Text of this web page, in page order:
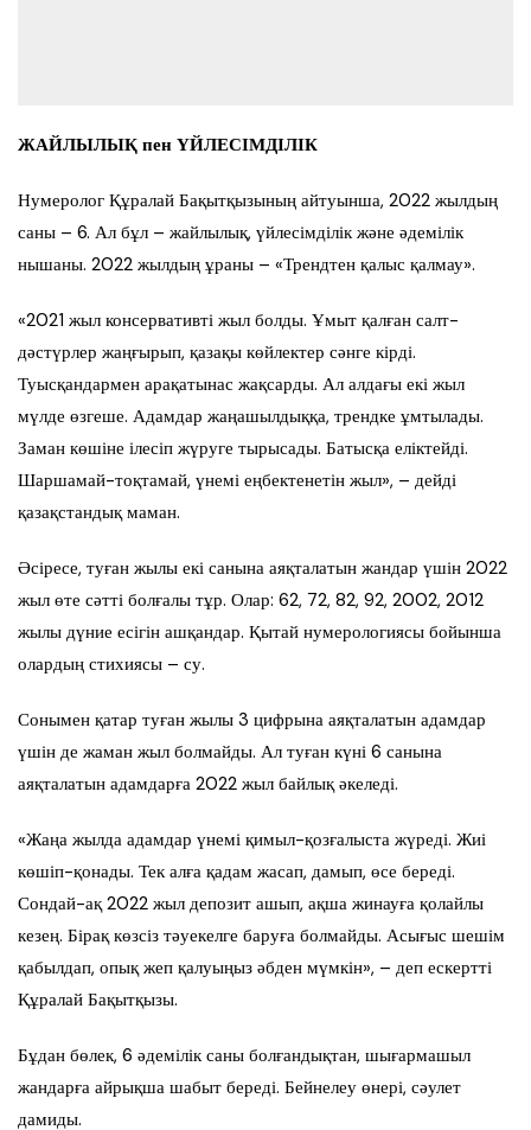
ЖАЙЛЫЛЫҚ пен ҮЙЛЕСІМДІЛІК
Нумеролог Құралай Бақытқызының айтуынша, 2022 жылдың
саны – 6. Ал бұл – жайлылық, үйлесімділік және әдемілік
нышаны. 2022 жылдың ұраны – «Трендтен қалыс қалмау».
«2021 жыл консервативті жыл болды. Ұмыт қалған салт-
дәстүрлер жаңғырып, қазақы көйлектер сәнге кірді.
Туысқандармен арақатынас жақсарды. Ал алдағы екі жыл
мүлде өзгеше. Адамдар жаңашылдыққа, трендке ұмтылады.
Заман көшіне ілесіп жүруге тырысады. Батысқа еліктейді.
Шаршамай-тоқтамай, үнемі еңбектенетін жыл», – дейді
қазақстандық маман.
Әсіресе, туған жылы екі санына аяқталатын жандар үшін 2022
жыл өте сәтті болғалы тұр. Олар: 62, 72, 82, 92, 2002, 2012
жылы дүние есігін ашқандар. Қытай нумерологиясы бойынша
олардың стихиясы – су.
Сонымен қатар туған жылы 3 цифрына аяқталатын адамдар
үшін де жаман жыл болмайды. Ал туған күні 6 санына
аяқталатын адамдарға 2022 жыл байлық әкеледі.
«Жаңа жылда адамдар үнемі қимыл-қозғалыста жүреді. Жиі
көшіп-қонады. Тек алға қадам жасап, дамып, өсе береді.
Сондай-ақ 2022 жыл депозит ашып, ақша жинауға қолайлы
кезең. Бірақ көзсіз тәуекелге баруға болмайды. Асығыс шешім
қабылдап, опық жеп қалуыңыз әбден мүмкін», – деп ескертті
Құралай Бақытқызы.
Бұдан бөлек, 6 әдемілік саны болғандықтан, шығармашыл
жандарға айрықша шабыт береді. Бейнелеу өнері, сәулет
дамиды.